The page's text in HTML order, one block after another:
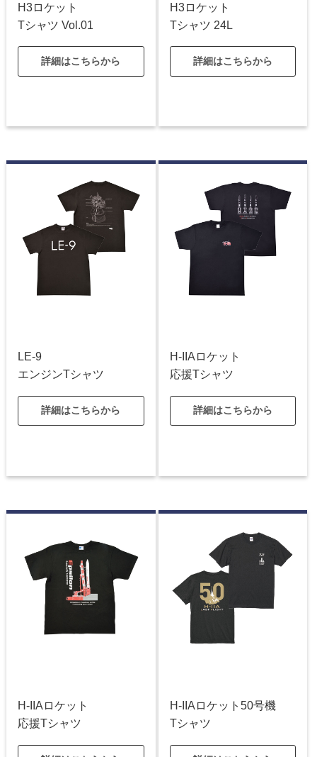
H3ロケット
Tシャツ Vol.01
詳細はこちらから
H3ロケット
Tシャツ 24L
詳細はこちらから
LE-9
エンジンTシャツ
詳細はこちらから
H-IIAロケット
応援Tシャツ
詳細はこちらから
H-IIAロケット
応援Tシャツ
H-IIAロケット50号機
Tシャツ